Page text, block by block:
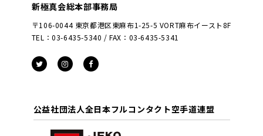
新極真会総本部事務局
〒106-0044 東京都港区東麻布1-25-5 VORT麻布イースト8F
TEL：03-6435-5340 / FAX：03-6435-5341
公益社団法人全日本フルコンタクト空手道連盟